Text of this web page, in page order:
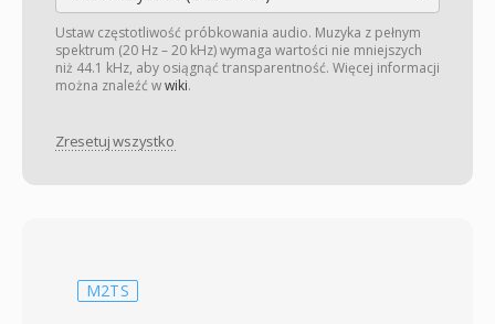
Ustaw częstotliwość próbkowania audio. Muzyka z pełnym
spektrum (20 Hz – 20 kHz) wymaga wartości nie mniejszych
niż 44.1 kHz, aby osiągnąć transparentność. Więcej informacji
można znaleźć wwiki.
Zresetuj wszystko
M2TS